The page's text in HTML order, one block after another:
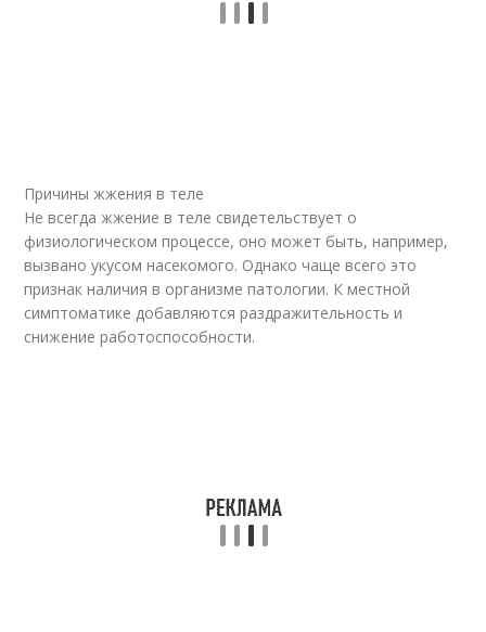
Причины жжения в теле
Не всегда жжение в теле свидетельствует о
физиологическом процессе, оно может быть, например,
вызвано укусом насекомого. Однако чаще всего это
признак наличия в организме патологии. К местной
симптоматике добавляются раздражительность и
снижение работоспособности.